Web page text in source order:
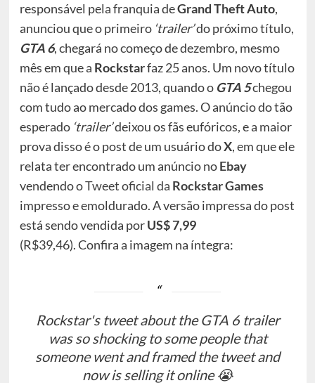
responsável pela franquia deGrand Theft Auto,
anunciou que o primeiro‘trailer’do próximo título,
GTA 6, chegará no começo de dezembro, mesmo
mês em que a Rockstarfaz 25 anos. Um novo título
não é lançado desde 2013, quando o GTA 5chegou
com tudo ao mercado dos games. O anúncio do tão
esperado ‘trailer’deixou os fãs eufóricos, e a maior
prova disso é o post de um usuário doX, em que ele
relata ter encontrado um anúncio noEbay
vendendo oTweet oficial da Rockstar Games
impresso e emoldurado. A versão impressa do post
está sendo vendida porUS$ 7,99
(R$39,46). Confira a imagem na íntegra:
Rockstar's tweet about the GTA 6 trailer
was so shocking to some people that
someone went and framed the tweet and
now is selling it online 😭